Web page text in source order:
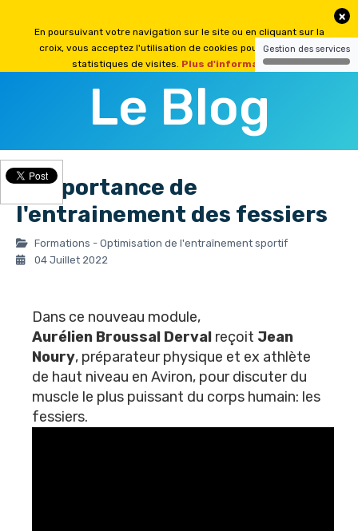
Le Blog
L'importance de
l'entrainement des fessiers
Formations - Optimisation de l'entraînement sportif
04 Juillet 2022
Dans ce nouveau module,
Aurélien Broussal Derval reçoit Jean
Noury, préparateur physique et ex athlète
de haut niveau en Aviron, pour discuter du
muscle le plus puissant du corps humain: les
fessiers.